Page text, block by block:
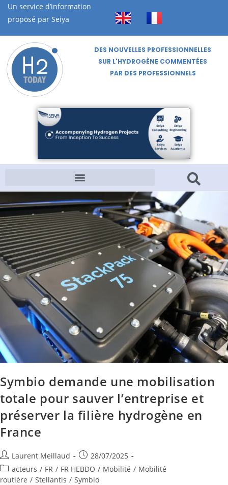
Un service d’information
proposé par Seiya
DES NOUVELLES PROFESSIONNELLES
SUR L'HYDROGÈNE COMMENTÉES
PAR DES PROFESSIONNELS
Symbio demande une mobilisation
totale pour sauver l’entreprise et
préserver la filière hydrogène en
France
Laurent Meillaud
28/07/2025
acteurs / FR / FR HEBDO / Mobilité / Mobilité
routière / Stellantis / Symbio